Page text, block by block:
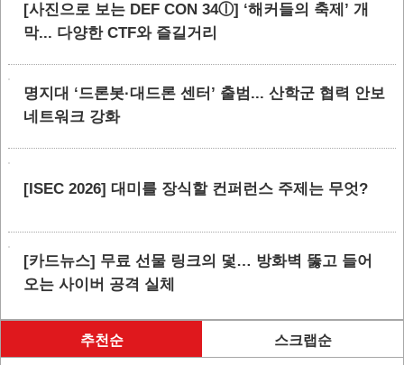
[사진으로 보는 DEF CON 34ⓛ] ‘해커들의 축제’ 개
막... 다양한 CTF와 즐길거리
명지대 ‘드론봇·대드론 센터’ 출범... 산학군 협력 안보
네트워크 강화
[ISEC 2026] 대미를 장식할 컨퍼런스 주제는 무엇?
[카드뉴스] 무료 선물 링크의 덫… 방화벽 뚫고 들어
오는 사이버 공격 실체
추천순 스크랩순